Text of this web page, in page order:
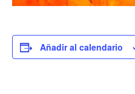
Añadir al calendario